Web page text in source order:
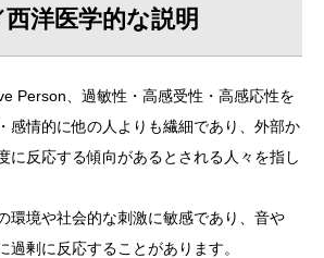
洋医学的な説明
Person、過敏性・高感受性・高感応性を
感情的に他の人よりも繊細であり、外部か
に反応する傾向があるとされる人々を指し
環境や社会的な刺激に敏感であり、音や
過剰に反応することがあります。